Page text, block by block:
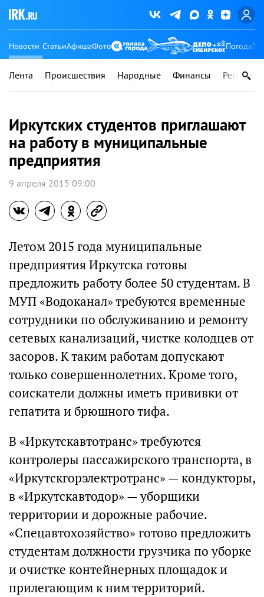
Новости СтатьиАфишаФото Погода
Лента Происшествия Народные Финансы Регионы
Иркутских студентов приглашают
на работу в муниципальные
предприятия
9 апреля 2015 09:00
Летом 2015 года муниципальные
предприятия Иркутска готовы
предложить работу более 50 студентам. В
МУП «Водоканал» требуются временные
сотрудники по обслуживанию и ремонту
сетевых канализаций, чистке колодцев от
засоров. К таким работам допускают
только совершеннолетних. Кроме того,
соискатели должны иметь прививки от
гепатита и брюшного тифа.
В «Иркутскавтотранс» требуются
контролеры пассажирского транспорта, в
«Иркутскгорэлектротранс» — кондукторы,
в «Иркутскавтодор» — уборщики
территории и дорожные рабочие.
«Спецавтохозяйство» готово предложить
студентам должности грузчика по уборке
и очистке контейнерных площадок и
прилегающим к ним территорий.